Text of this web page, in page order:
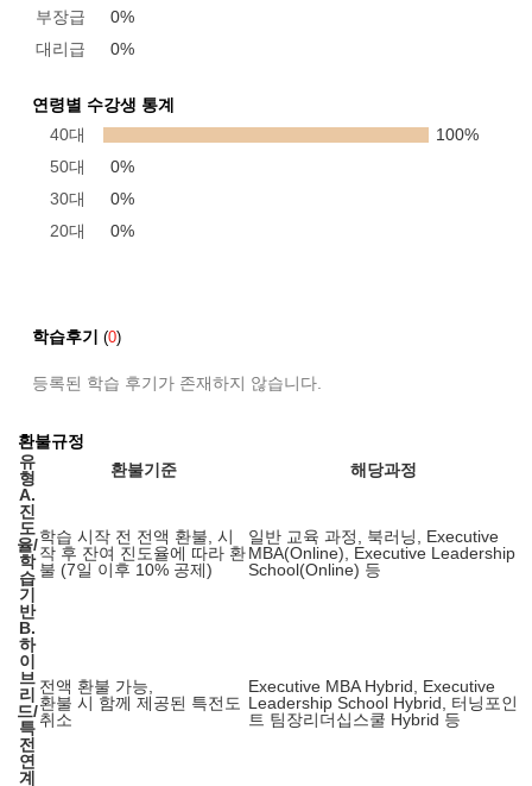
부장급
0%
대리급
0%
연령별 수강생 통계
40대
100%
50대
0%
30대
0%
20대
0%
학습후기 (0)
등록된 학습 후기가 존재하지 않습니다.
환불규정
유
형
환불기준
해당과정
A.
진
도
율/
학
습
기
반
학습 시작 전 전액 환불, 시
작 후 잔여 진도율에 따라 환
불 (7일 이후 10% 공제)
일반 교육 과정, 북러닝, Executive
MBA(Online), Executive Leadership
School(Online) 등
B.
하
이
브
리
드/
특
전
연
계
전액 환불 가능,
환불 시 함께 제공된 특전도
취소
Executive MBA Hybrid, Executive
Leadership School Hybrid, 터닝포인
트 팀장리더십스쿨 Hybrid 등